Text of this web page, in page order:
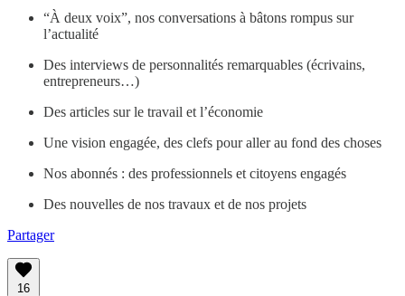
“À deux voix”, nos conversations à bâtons rompus sur
l’actualité
Des interviews de personnalités remarquables (écrivains,
entrepreneurs…)
Des articles sur le travail et l’économie
Une vision engagée, des clefs pour aller au fond des choses
Nos abonnés : des professionnels et citoyens engagés
Des nouvelles de nos travaux et de nos projets
Partager
16